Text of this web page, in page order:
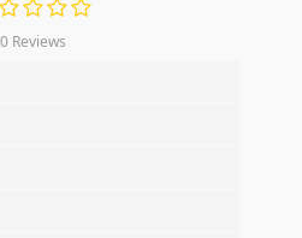
0 Reviews